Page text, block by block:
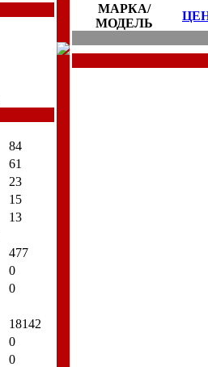
84
61
23
15
13
477
0
0
18142
0
0
МАРКА/
МОДЕЛЬ